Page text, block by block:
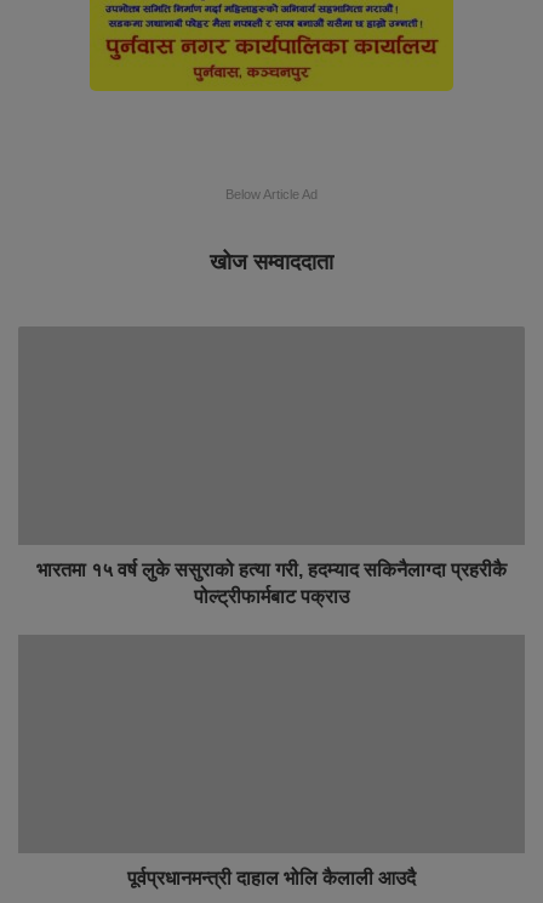
Below Article Ad
खोज सम्वाददाता
भारतमा १५ वर्ष लुके ससुराको हत्या गरी, हदम्याद सकिनैलाग्दा प्रहरीकै
पोल्ट्रीफार्मबाट पक्राउ
पूर्वप्रधानमन्त्री दाहाल भोलि कैलाली आउदै